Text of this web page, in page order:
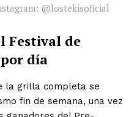
@lostekisoficial
Festival de
día
la grilla completa se
fin de semana, una vez